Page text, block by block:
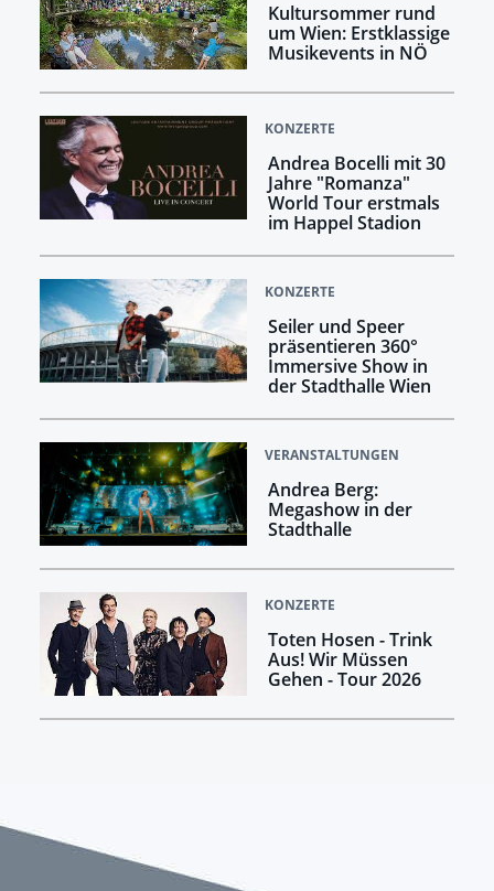
Kultursommer rund
um Wien: Erstklassige
Musikevents in NÖ
KONZERTE
Andrea Bocelli mit 30
Jahre "Romanza"
World Tour erstmals
im Happel Stadion
KONZERTE
Seiler und Speer
präsentieren 360°
Immersive Show in
der Stadthalle Wien
VERANSTALTUNGEN
Andrea Berg:
Megashow in der
Stadthalle
KONZERTE
Toten Hosen - Trink
Aus! Wir Müssen
Gehen - Tour 2026